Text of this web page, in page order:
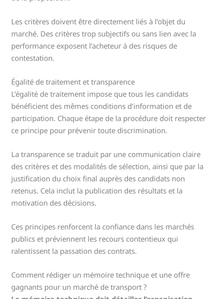
Les critères doivent être directement liés à l’objet du
marché. Des critères trop subjectifs ou sans lien avec la
performance exposent l’acheteur à des risques de
contestation.
Égalité de traitement et transparence
L’égalité de traitement impose que tous les candidats
bénéficient des mêmes conditions d’information et de
participation. Chaque étape de la procédure doit respecter
ce principe pour prévenir toute discrimination.
La transparence se traduit par une communication claire
des critères et des modalités de sélection, ainsi que par la
justification du choix final auprès des candidats non
retenus. Cela inclut la publication des résultats et la
motivation des décisions.
Ces principes renforcent la confiance dans les marchés
publics et préviennent les recours contentieux qui
ralentissent la passation des contrats.
Comment rédiger un mémoire technique et une offre
gagnants pour un marché de transport ?